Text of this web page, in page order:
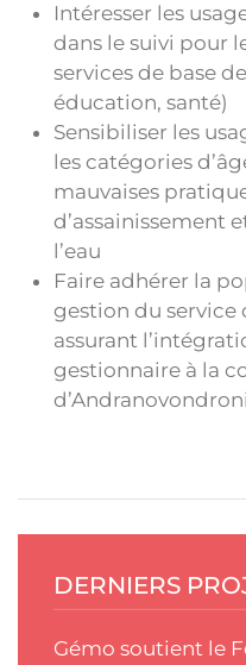
Intéresser les
dans le suivi pour
services de base
éducation, santé)
Sensibiliser les
les catégories
mauvaises
d’assainissement
l’eau
Faire adhérer la
gestion du service
assurant
gestionnaire à la
DERNIERS
Gémo soutient le